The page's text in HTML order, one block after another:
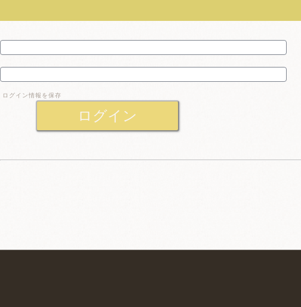
ログイン情報を保存